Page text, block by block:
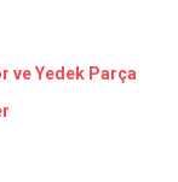
ve Yedek Parça